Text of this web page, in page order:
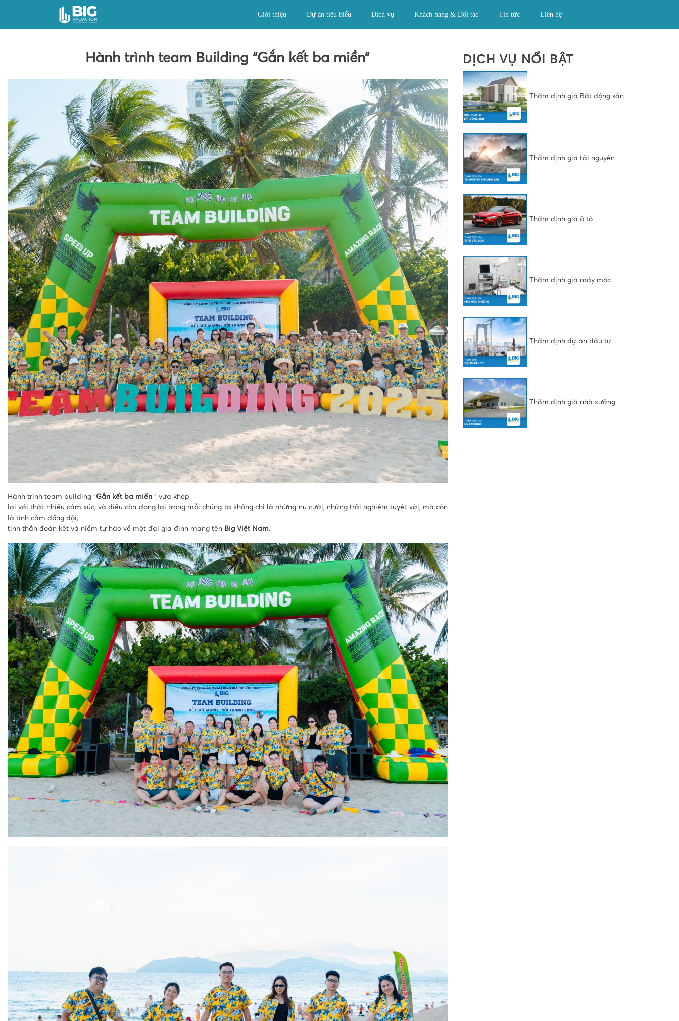
Giới thiệu Dự án tiêu biểu Dịch vụ Khách hàng & Đối tác Tin tức Liên hệ
Hành trình team Building “Gắn kết ba miền”
Hành trình team building “Gắn kết ba miền ” vừa khép
lại với thật nhiều cảm xúc, và điều còn đọng lại trong mỗi chúng ta không chỉ là những nụ cười, những trải nghiệm tuyệt vời, mà còn
là tình cảm đồng đội,
tinh thần đoàn kết và niềm tự hào về một đại gia đình mang tên Big Việt Nam.
DỊCH VỤ NỔI BẬT
Thẩm định giá Bất động sản
Thẩm định giá tài nguyên
Thẩm định giá ô tô
Thẩm định giá máy móc
Thẩm định dự án đầu tư
Thẩm định giá nhà xưởng